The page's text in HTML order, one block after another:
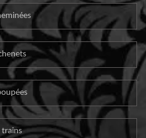
trains